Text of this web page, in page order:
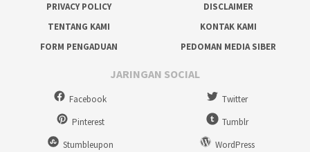
PRIVACY POLICY
DISCLAIMER
TENTANG KAMI
KONTAK KAMI
FORM PENGADUAN
PEDOMAN MEDIA SIBER
JARINGAN SOCIAL
Facebook
Twitter
Pinterest
Tumblr
Stumbleupon
WordPress